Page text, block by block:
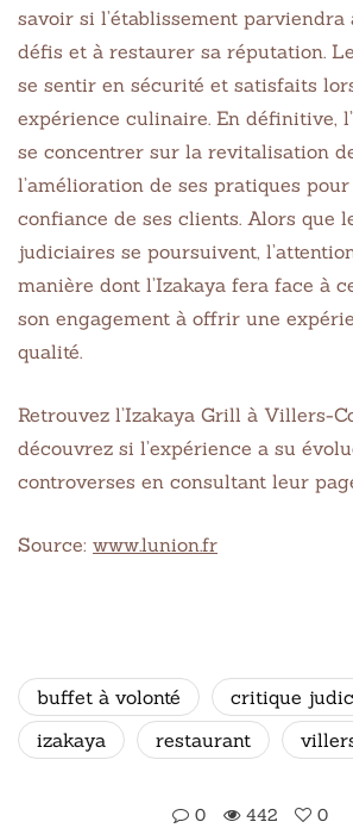
savoir si l’établissement parviendra
défis et à restaurer sa réputation.
se sentir en sécurité et satisfaits
expérience culinaire. En définitive,
se concentrer sur la revitalisation
l’amélioration de ses pratiques
confiance de ses clients. Alors que
judiciaires se poursuivent,
manière dont l’Izakaya fera face à
son engagement à offrir une
qualité.
Retrouvez l’Izakaya Grill à Villers-
découvrez si l’expérience a su
controverses en consultant leur
Source: www.lunion.fr
buffet à volonté
critique
izakaya
restaurant
0 442 0